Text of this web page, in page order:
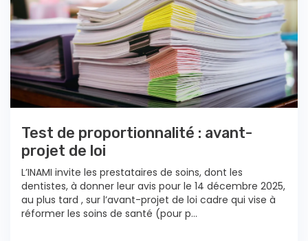
Test de proportionnalité : avant-
projet de loi
L’INAMI invite les prestataires de soins, dont les
dentistes, à donner leur avis pour le 14 décembre 2025,
au plus tard , sur l’avant-projet de loi cadre qui vise à
réformer les soins de santé (pour p...